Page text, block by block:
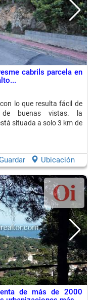
cabrils parcela en
lo que resulta fácil de
de buenas vistas. la
situada a solo 3 km de
Guardar Ubicación
de más de 2000